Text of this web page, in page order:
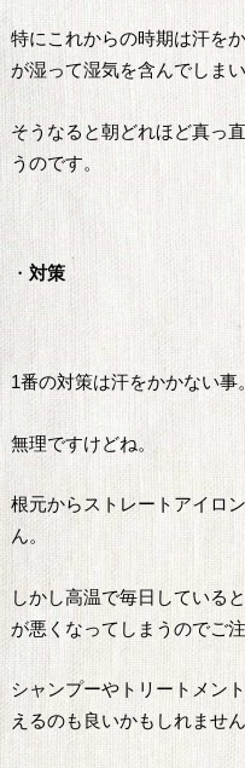
特にこれからの時期は汗を
が湿って湿気を含んでしまい
そうなると朝どれほど真っ
うのです。
・ 対策
1番の対策は汗をかかない事。
無理ですけどね。
根元からストレートアイロ
ん。
しかし高温で毎日している
が悪くなってしまうのでご注
シャンプーやトリートメン
えるのも良いかもしれません